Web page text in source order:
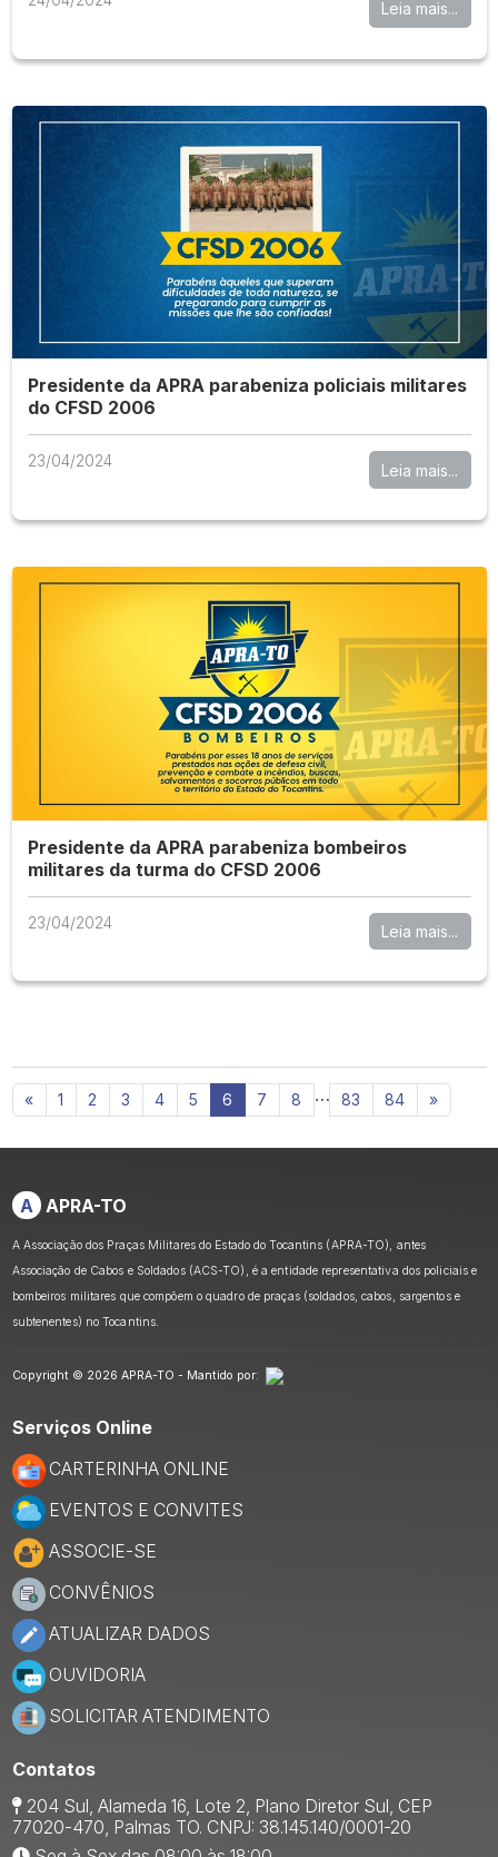
Leia mais...
Presidente da APRA parabeniza policiais militares
do CFSD 2006
23/04/2024 Leia mais...
Presidente da APRA parabeniza bombeiros
militares da turma do CFSD 2006
23/04/2024 Leia mais...
« 1 2 3 4 5 6 7 8 … 83 84 »
A APRA-TO
A Associação dos Praças Militares do Estado do Tocantins (APRA-TO), antes
Associação de Cabos e Soldados (ACS-TO), é a entidade representativa dos policiais e
bombeiros militares que compõem o quadro de praças (soldados, cabos, sargentos e
subtenentes) no Tocantins.
Copyright © 2026 APRA-TO - Mantido por:
Serviços Online
CARTERINHA ONLINE
EVENTOS E CONVITES
ASSOCIE-SE
CONVÊNIOS
ATUALIZAR DADOS
OUVIDORIA
SOLICITAR ATENDIMENTO
Contatos
204 Sul, Alameda 16, Lote 2, Plano Diretor Sul, CEP
77020-470, Palmas TO. CNPJ: 38.145.140/0001-20